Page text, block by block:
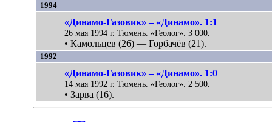
1994
«Динамо-Газовик» – «Динамо». 1:1
26 мая 1994 г. Тюмень. «Геолог». 3 000.
• Камольцев (26) — Горбачёв (21).
1992
«Динамо-Газовик» – «Динамо». 1:0
14 мая 1992 г. Тюмень. «Геолог». 2 500.
• Зарва (16).